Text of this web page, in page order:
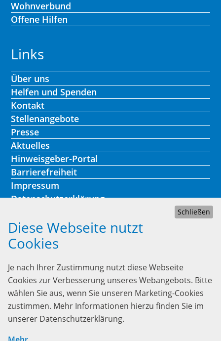
Schließen
Diese Webseite nutzt
Cookies
Je nach Ihrer Zustimmung nutzt diese Webseite
Cookies zur Verbesserung unseres Webangebots. Bitte
wählen Sie aus, wenn Sie unseren Marketing-Cookies
zustimmen. Mehr Informationen hierzu finden Sie im
unserer Datenschutzerklärung.
Wohnverbund
Offene Hilfen
Links
Über uns
Helfen und Spenden
Kontakt
Stellenangebote
Presse
Aktuelles
Hinweisgeber-Portal
Barrierefreiheit
Impressum
Datenschutzerklärung
Kontakt
Lebenshilfe Heidelberg
Heinrich-Fuchs-Str. 73
69126 Heidelberg
Telefon:06221/339 23-0
gst@lebenshilfe-heidelberg.de